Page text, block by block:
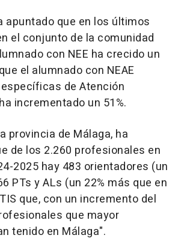
apuntado que en los últimos
el conjunto de la comunidad
con NEE ha crecido un
el alumnado con NEAE
de Atención
incrementado un 51%.
provincia de Málaga, ha
de los 2.260 profesionales en
2025 hay 483 orientadores (un
PTs y ALs (un 22% más que en
que, con un incremento del
que mayor
tenido en Málaga".